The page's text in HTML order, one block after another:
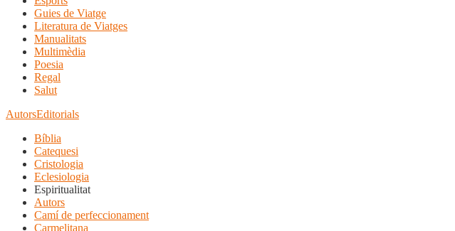
Guies de Viatge
Literatura de Viatges
Manualitats
Multimèdia
Poesia
Regal
Salut
AutorsEditorials
Bíblia
Catequesi
Cristologia
Eclesiologia
Espiritualitat
Autors
Camí de perfeccionament
Carmelitana